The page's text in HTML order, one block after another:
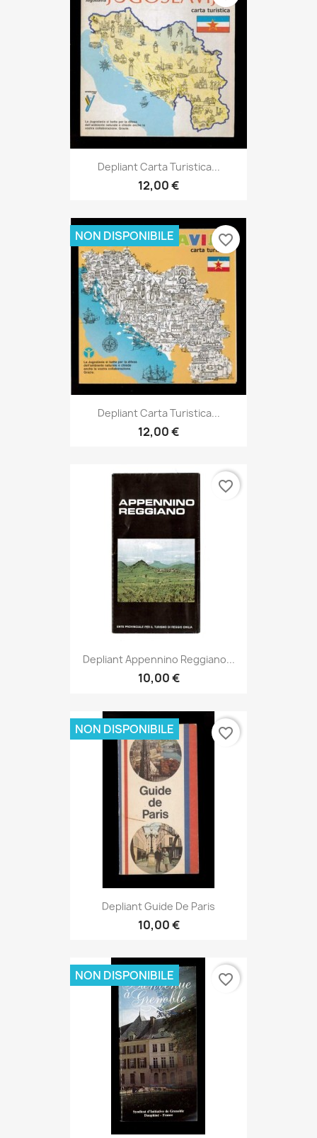
Depliant Carta Turistica...
12,00 €
Depliant Carta Turistica...
12,00 €
NON DISPONIBILE favorite_border
Depliant Appennino Reggiano...
10,00 €
favorite_border
Depliant Guide De Paris
10,00 €
NON DISPONIBILE favorite_border
NON DISPONIBILE favorite_border